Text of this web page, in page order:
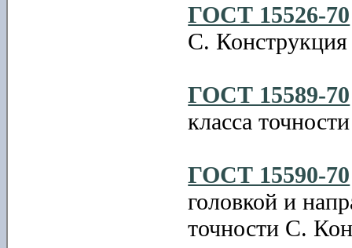
ГОСТ 15526-70
С.
ГОСТ 15589-70
класса
ГОСТ 15590-70
головкой и
точности С.